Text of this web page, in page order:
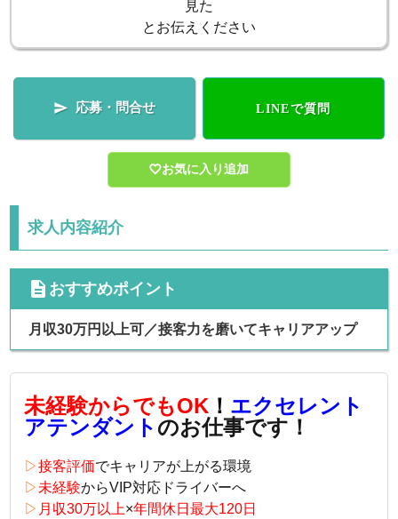
見た
とお伝えください
 応募・問合せ LINEで質問
お気に入り追加
求人内容紹介
cdescription おすすめポイント
月収30万円以上可／接客力を磨いてキャリアアップ
未経験からでもOK ！ エクセレント
アテンダント のお仕事です！
▷接客評価でキャリアが上がる環境
▷ 未経験からVIP対応ドライバーへ
▷ 月収30万以上×年間休日最大120日